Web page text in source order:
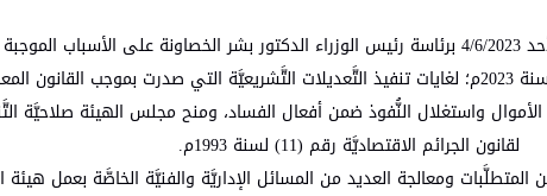
وافق مجلس الوزراء في جلسته التي عقدها الأحد 4/6/2023 برئاسة رئيس الوزراء الدكتور بشر الخصاونة
التَّنظيم الإداري لهيئة النَّزاهة ومكافحة الفساد لسنة 2023م؛ لغايات تنفيذ التَّعديلات التَّشريعيَّة التي صدرت
بإضافة جرائم غسل الأموال واستغلال النُّفوذ ضمن أفعال الفساد، ومنح مجلس الهيئة
لقانون الجرائم الاقتصاديَّة رقم (11) لسنة 1993م.
ومعالجة العديد من المسائل الإداريَّة والفنيَّة الخاصَّة بعمل هيئة